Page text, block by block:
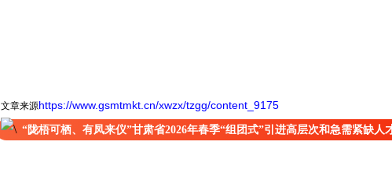
文章来源https://www.gsmtmkt.cn/xwzx/tzgg/content_9175
“陇梧可栖、有凤来仪”甘肃省2026年春季“组团式”引进高层次和急需紧缺人